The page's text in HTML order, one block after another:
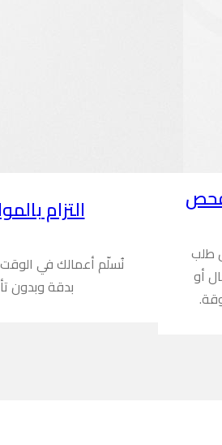
فحص
طلب
أو
التزام
نُسلّم أعمالك في
بدقة وبدون